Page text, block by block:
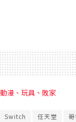
動漫、玩具、敗家
Switch 任天堂